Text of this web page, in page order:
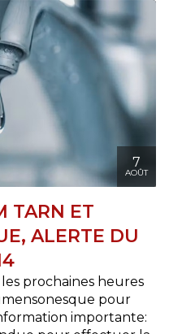
7
AOÛT
TARN ET
ALERTE DU
les prochaines heures
pour
importante: